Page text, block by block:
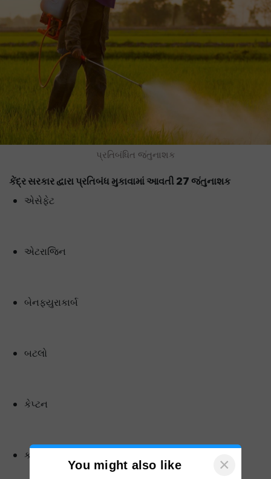
પ્રતિબંધિત જંતુનાશક
કેંદ્ર સરકાર દ્વારા પ્રતિબંધ મુકાવામાં આવતી 27 જંતુનાશક
એસેફેટ
એટરાજિન
બેનફ્યુરાકાર્બ
બટલો
કેપ્ટન
કાર્બેન્ડાઝિમ
You might also like ×